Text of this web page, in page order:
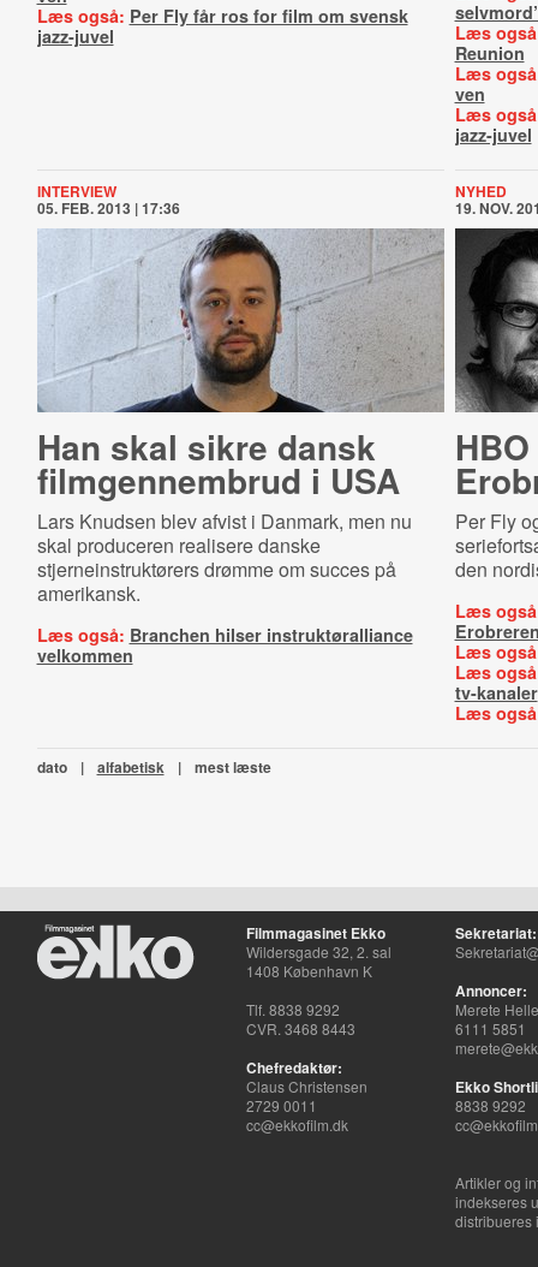
Læs også: Per Fly får ros for film om svensk
jazz-juvel
Læs
Reunion
Læs
ven
Læs
jazz-juvel
INTERVIEW
05. FEB. 2013 | 17:36
Han skal sikre dansk
filmgennembrud i USA
Lars Knudsen blev afvist i Danmark, men nu
skal produceren realisere danske
stjerneinstruktørers drømme om succes på
amerikansk.
Læs også: Branchen hilser instruktøralliance
velkommen
NYHED
19. NOV.
Per Fly
den
Læs
Læs
Læs
tv-kanaler
Læs
dato | alfabetisk | mest læste
Filmmagasinet Ekko
Wildersgade 32, 2. sal
1408 København K
Tlf. 8838 9292
CVR. 3468 8443
Chefredaktør:
Claus Christensen
2729 0011
cc@ekkofilm.dk
Sekretariat:
Annoncer:
Merete
6111 5851
Ekko
8838 9292
Artikler og
indekseres
distribueres